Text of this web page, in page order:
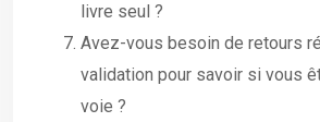
livre seul ?
Avez-vous besoin de retours
validation pour savoir si vous
voie ?